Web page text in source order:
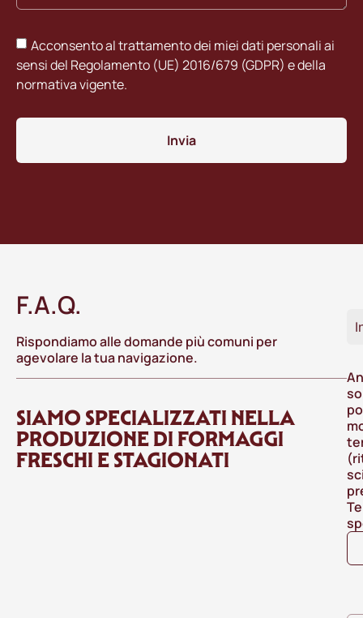
Acconsento al trattamento dei miei dati personali ai
sensi del Regolamento (UE) 2016/679 (GDPR) e della
normativa vigente.
Invia
F.A.Q.
Rispondiamo alle domande più comuni per
agevolare la tua navigazione.
SIAMO SPECIALIZZATI NELLA
PRODUZIONE DI FORMAGGI
FRESCHI E STAGIONATI